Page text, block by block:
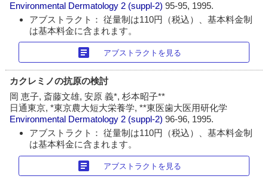
Environmental Dermatology 2 (suppl-2)95-95, 1995.
アブストラクト： 従量制は110円（税込）、基本料金制
は基本料金に含まれます。
article アブストラクトを見る
カクレミノの抗原の検討
岡 恵子, 斎藤文雄, 安原 義*, 杉本昭子**
日通東京, *東京農大短大栄養学, **東医歯大医用研化学
Environmental Dermatology 2 (suppl-2)96-96, 1995.
アブストラクト： 従量制は110円（税込）、基本料金制
は基本料金に含まれます。
article アブストラクトを見る